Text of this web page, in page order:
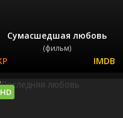
Сумасшедшая любовь
(фильм)
HD